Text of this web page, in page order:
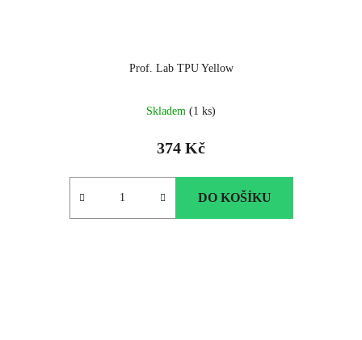
Prof. Lab TPU Yellow
Skladem (1 ks)
374 Kč
DO KOŠÍKU